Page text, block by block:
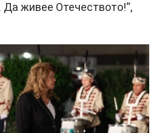
Да живее Отечеството!“,